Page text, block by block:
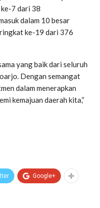
7 dari 38
dalam 10 besar
ke-19 dari 376
yang baik dari seluruh
Dengan semangat
dalam menerapkan
kemajuan daerah kita,”
Google+